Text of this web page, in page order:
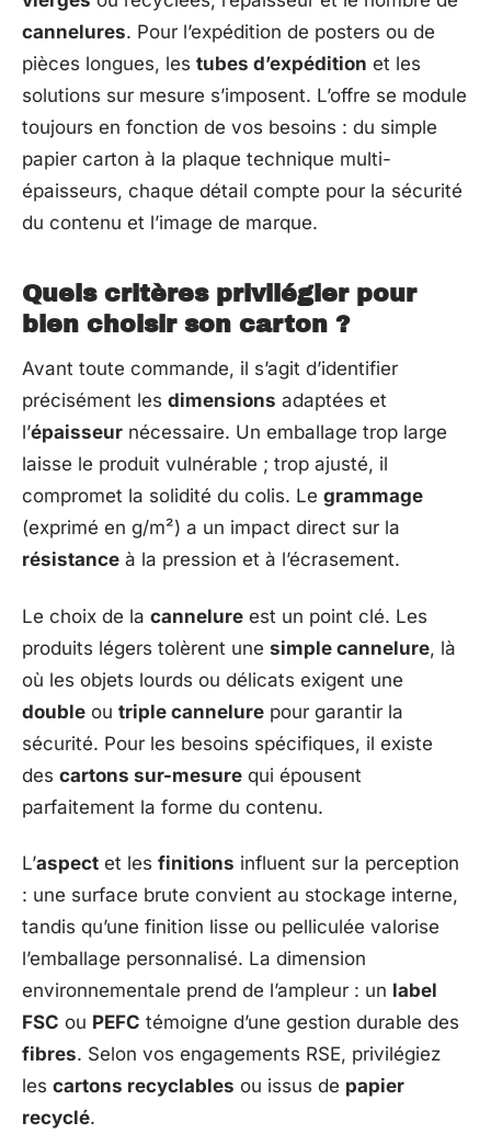
cannelures. Pour l’expédition de posters ou de
pièces longues, les tubes d’expédition et les
solutions sur mesure s’imposent. L’offre se module
toujours en fonction de vos besoins : du simple
papier carton à la plaque technique multi-
épaisseurs, chaque détail compte pour la sécurité
du contenu et l’image de marque.
Quels critères privilégier pour
bien choisir son carton ?
Avant toute commande, il s’agit d’identifier
précisément les dimensions adaptées et
l’épaisseur nécessaire. Un emballage trop large
laisse le produit vulnérable ; trop ajusté, il
compromet la solidité du colis. Le grammage
(exprimé en g/m²) a un impact direct sur la
résistance à la pression et à l’écrasement.
Le choix de la cannelure est un point clé. Les
produits légers tolèrent une simple cannelure, là
où les objets lourds ou délicats exigent une
double ou triple cannelure pour garantir la
sécurité. Pour les besoins spécifiques, il existe
des cartons sur-mesure qui épousent
parfaitement la forme du contenu.
L’aspect et les finitions influent sur la perception
: une surface brute convient au stockage interne,
tandis qu’une finition lisse ou pelliculée valorise
l’emballage personnalisé. La dimension
environnementale prend de l’ampleur : un label
FSC ou PEFC témoigne d’une gestion durable des
fibres. Selon vos engagements RSE, privilégiez
les cartons recyclables ou issus de papier
recyclé.